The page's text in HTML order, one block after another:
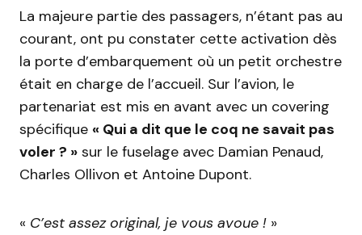
La majeure partie des passagers, n’étant pas au
courant, ont pu constater cette activation dès
la porte d’embarquement où un petit orchestre
était en charge de l’accueil. Sur l’avion, le
partenariat est mis en avant avec un covering
spécifique « Qui a dit que le coq ne savait pas
voler ? » sur le fuselage avec Damian Penaud,
Charles Ollivon et Antoine Dupont.
« C’est assez original, je vous avoue ! »